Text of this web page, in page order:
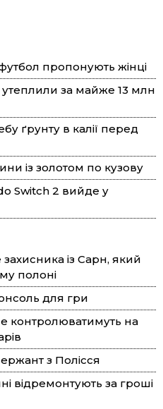
пропонують жінці
за майже 13 млн
ґрунту в калії перед
із золотом по кузову
Switch 2 вийде у
із Сарн, який
полоні
для гри
контролюватимуть на
з Полісся
відремонтують за гроші